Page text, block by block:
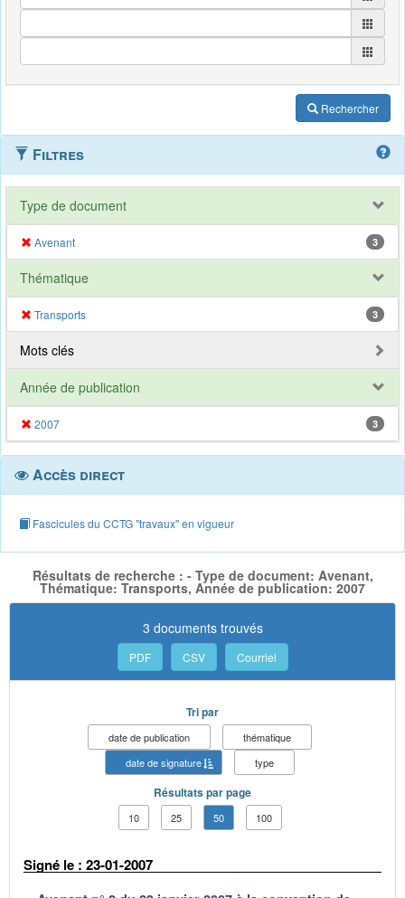
Rechercher
Filtres
Type de document
Avenant 3
Thématique
Transports 3
Mots clés
Année de publication
2007 3
Accès direct
Fascicules du CCTG "travaux" en vigueur
Résultats de recherche : - Type de document: Avenant,
Thématique: Transports, Année de publication: 2007
3 documents trouvés
PDF CSV Courriel
Tri par
date de publication
thématique
date de signature
type
Résultats par page
10 25 50 100
Signé le : 23-01-2007